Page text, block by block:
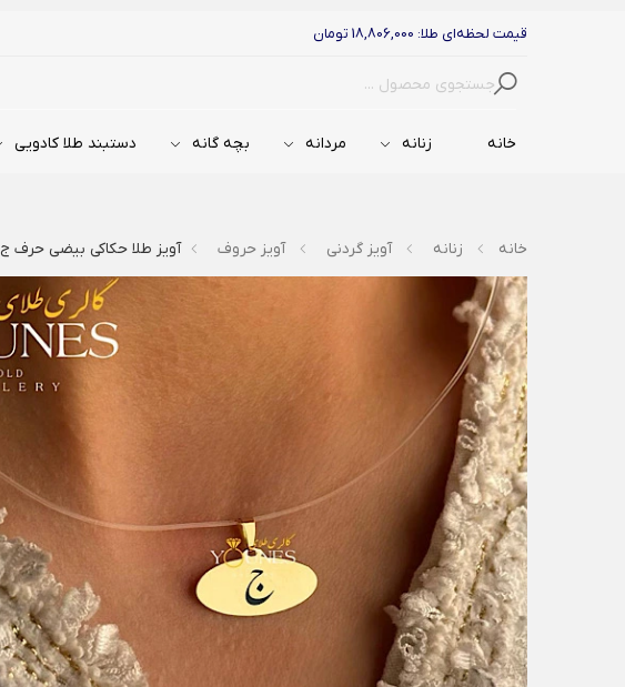
قیمت لحظه‌ای طلا: 18,806,000 تومان
جستجو
خانه زنانه مردانه بچه گانه دستبند طلا کادویی
خانه زنانه آویز گردنی آویز حروف آویز طلا حکاکی بیضی حرف ج